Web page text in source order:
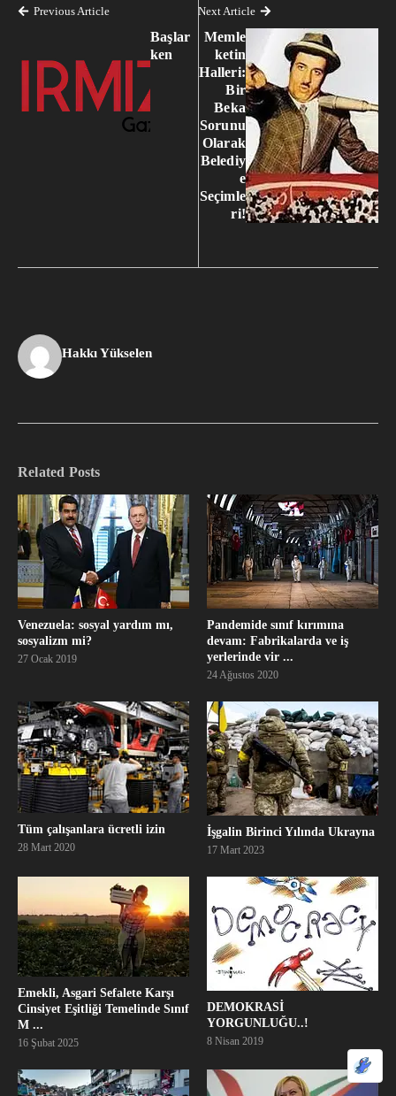
Previous Article
Başlar
ken
Next Article
Memle
ketin
Halleri:
Bir
Beka
Sorunu
Olarak
Belediy
e
Seçimle
ri!
Hakkı Yükselen
Related Posts
Venezuela: sosyal yardım mı,
sosyalizm mi?
27 Ocak 2019
Pandemide sınıf kırımına
devam: Fabrikalarda ve iş
yerlerinde vir ...
24 Ağustos 2020
Tüm çalışanlara ücretli izin
28 Mart 2020
İşgalin Birinci Yılında Ukrayna
17 Mart 2023
Emekli, Asgari Sefalete Karşı
Cinsiyet Eşitliği Temelinde Sınıf
M ...
16 Şubat 2025
DEMOKRASİ
YORGUNLUĞU..!
8 Nisan 2019